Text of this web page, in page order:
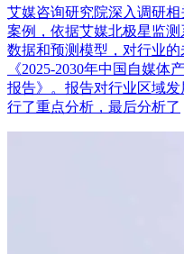
艾媒咨询研究院深入调研
案例，依据艾媒北极星监
数据和预测模型，对行业
《2025-2030年中国自媒
报告》。报告对行业区域
行了重点分析，最后分析了